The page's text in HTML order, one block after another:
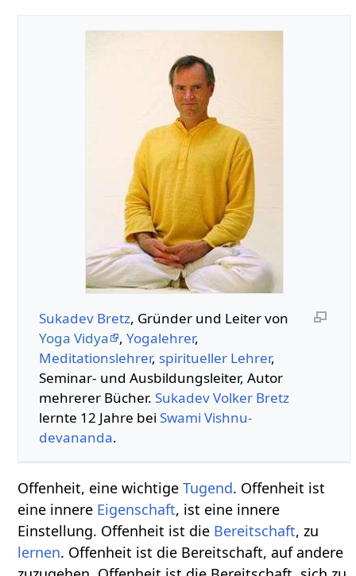
Sukadev Bretz, Gründer und Leiter von
Yoga Vidya
, Yogalehrer,
Meditationslehrer, spiritueller Lehrer,
Seminar- und Ausbildungsleiter, Autor
mehrerer Bücher. Sukadev Volker Bretz
lernte 12 Jahre bei Swami Vishnu-
devananda.
Offenheit, eine wichtigeTugend. Offenheit ist
eine innere Eigenschaft, ist eine innere
Einstellung. Offenheit ist die Bereitschaft, zu
lernen. Offenheit ist die Bereitschaft, auf andere